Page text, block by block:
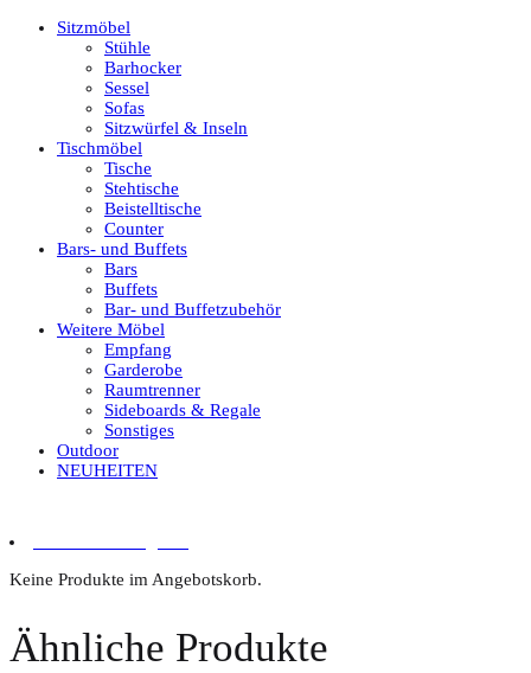
Sitzmöbel
Stühle
Barhocker
Sessel
Sofas
Sitzwürfel & Inseln
Tischmöbel
Tische
Stehtische
Beistelltische
Counter
Bars- und Buffets
Bars
Buffets
Bar- und Buffetzubehör
Weitere Möbel
Empfang
Garderobe
Raumtrenner
Sideboards & Regale
Sonstiges
Outdoor
NEUHEITEN
Keine Produkte im Angebotskorb.
Ähnliche Produkte